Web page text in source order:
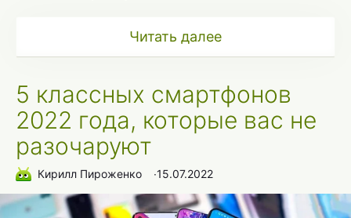
Читать далее
5 классных смартфонов
2022 года, которые вас не
разочаруют
Кирилл Пироженко ∙15.07.2022